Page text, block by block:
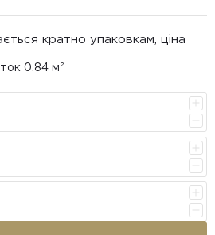
кратно упаковкам, ціна
0.84 м²